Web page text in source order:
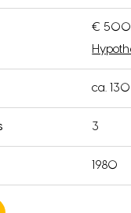
€
ca.
3
1980